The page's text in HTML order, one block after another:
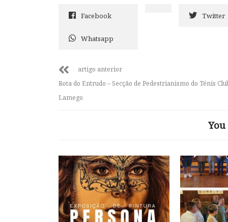
Facebook Twitter
Whatsapp
artigo anterior
Rota do Entrudo – Secção de Pedestrianismo do Ténis
Lamego